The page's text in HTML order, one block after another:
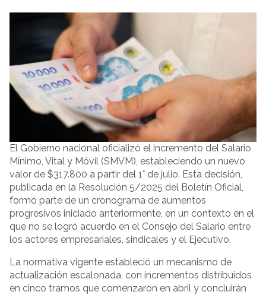
El Gobierno nacional oficializó el incremento del Salario
Mínimo, Vital y Móvil (SMVM), estableciendo un nuevo
valor de $317.800 a partir del 1° de julio. Esta decisión,
publicada en la Resolución 5/2025 del Boletín Oficial,
formó parte de un cronograma de aumentos
progresivos iniciado anteriormente, en un contexto en el
que no se logró acuerdo en el Consejo del Salario entre
los actores empresariales, sindicales y el Ejecutivo.
La normativa vigente estableció un mecanismo de
actualización escalonada, con incrementos distribuidos
en cinco tramos que comenzaron en abril y concluirán